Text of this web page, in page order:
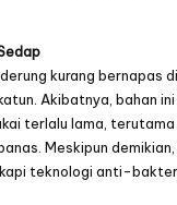
kurang bernapas
Akibatnya, bahan
terlalu lama,
Meskipun
teknologi anti-